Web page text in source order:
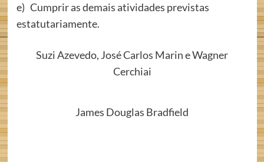
e) Cumprir as demais atividades previstas
estatutariamente.
Suzi Azevedo, José Carlos Marin e Wagner
Cerchiai
James Douglas Bradfield